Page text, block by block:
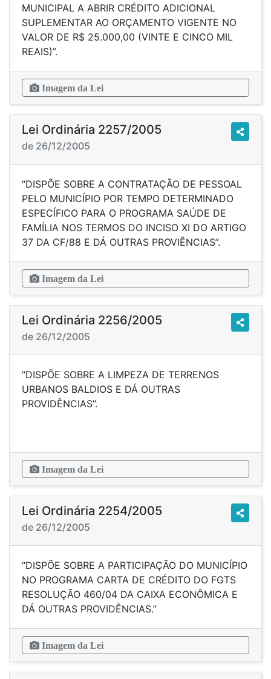
MUNICIPAL A ABRIR CRÉDITO ADICIONAL
SUPLEMENTAR AO ORÇAMENTO VIGENTE NO
VALOR DE R$ 25.000,00 (VINTE E CINCO MIL
REAIS)”.
Imagem da Lei
Lei Ordinária 2257/2005
de 26/12/2005
“DISPÕE SOBRE A CONTRATAÇÃO DE PESSOAL
PELO MUNICÍPIO POR TEMPO DETERMINADO
ESPECÍFICO PARA O PROGRAMA SAÚDE DE
FAMÍLIA NOS TERMOS DO INCISO XI DO ARTIGO
37 DA CF/88 E DÁ OUTRAS PROVIÊNCIAS”.
Imagem da Lei
Lei Ordinária 2256/2005
de 26/12/2005
“DISPÕE SOBRE A LIMPEZA DE TERRENOS
URBANOS BALDIOS E DÁ OUTRAS
PROVIDÊNCIAS”.
Imagem da Lei
Lei Ordinária 2254/2005
de 26/12/2005
“DISPÕE SOBRE A PARTICIPAÇÃO DO MUNICÍPIO
NO PROGRAMA CARTA DE CRÉDITO DO FGTS
RESOLUÇÃO 460/04 DA CAIXA ECONÔMICA E
DÁ OUTRAS PROVIDÊNCIAS.”
Imagem da Lei